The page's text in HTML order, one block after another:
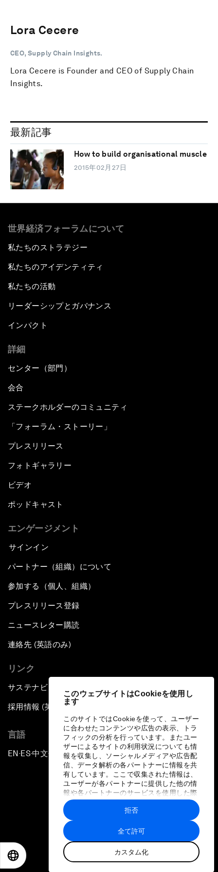
このウェブサイトはCookieを使用し
ます
このサイトではCookieを使って、ユーザー
に合わせたコンテンツや広告の表示、トラ
フィックの分析を行っています。またユー
ザーによるサイトの利用状況についても情
報を収集し、ソーシャルメディアや広告配
信、データ解析の各パートナーに情報を共
有しています。ここで収集された情報は、
ユーザーが各パートナーに提供した他の情
報や各パートナーのサービスを使用した際
に収集された情報と組み合わされ、各パー
トナーによって使用されることがありま
す。
全て許可
カスタム化
拒否
Lora Cecere
CEO, Supply Chain Insights.
Lora Cecere is Founder and CEO of Supply Chain
Insights.
最新記事
How to build organisational muscle
2015年02月27日
世界経済フォーラムについて
私たちのストラテジー
私たちのアイデンティティ
私たちの活動
リーダーシップとガバナンス
インパクト
詳細
センター（部門）
会合
ステークホルダーのコミュニティ
「フォーラム・ストーリー」
プレスリリース
フォトギャラリー
ビデオ
ポッドキャスト
エンゲージメント
サインイン
パートナー（組織）について
参加する（個人、組織）
プレスリリース登録
ニュースレター購読
連絡先 (英語のみ)
リンク
サステナビリティへの取り組み
採用情報 (英語のみ)
言語
EN ▪ES▪中文▪ 日本語
プライバシーポリシーと利用規約
サイトマップ
©
世界経済フォーラム